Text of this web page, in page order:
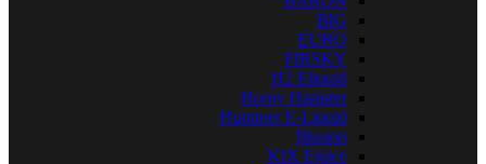
BIG
EURO
FIRSKY
H2 Eliquid
Horny Hamster
Hummer E-Liquid
Illusion
KIX Ejuice